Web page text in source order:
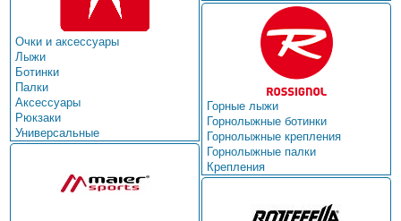
Очки и аксессуары
Лыжи
Ботинки
Палки
Аксессуары
Рюкзаки
Универсальные
Горные лыжи
Горнолыжные ботинки
Горнолыжные крепления
Горнолыжные палки
Крепления